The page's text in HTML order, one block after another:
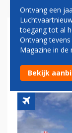
GREAT
WE
Ontvang een
toegang tot al
Ontvang
Magazine in
Bekijk